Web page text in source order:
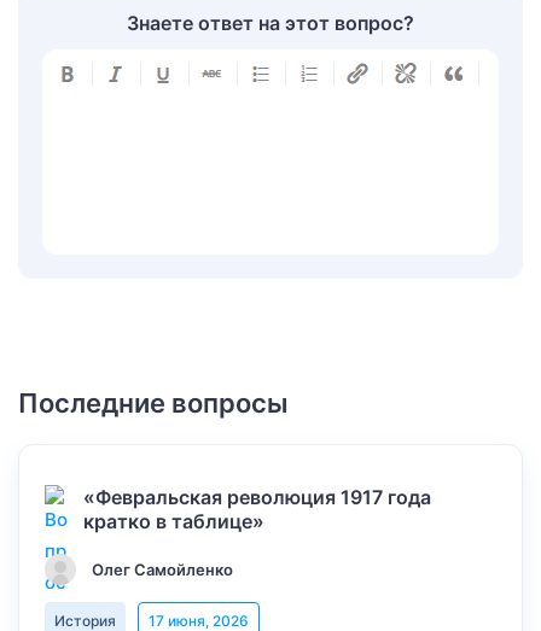
Знаете ответ на этот вопрос?
Последние вопросы
«Февральская революция 1917 года
кратко в таблице»
Олег Самойленко
История 17 июня, 2026